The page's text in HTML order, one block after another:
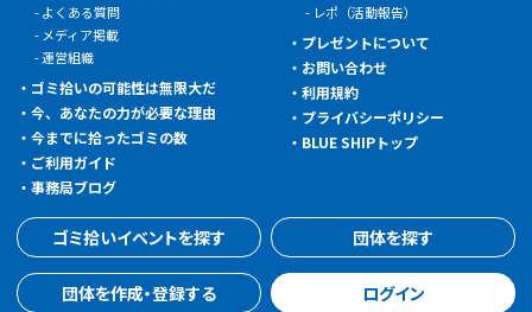
よくある質問
メディア掲載
運営組織
ゴミ拾いの可能性は無限大だ
今、あなたの力が必要な理由
今までに拾ったゴミの数
ご利用ガイド
事務局ブログ
レポ（活動報告）
プレゼントについて
お問い合わせ
利用規約
プライバシーポリシー
BLUE SHIPトップ
ゴミ拾いイベントを探す 団体を探す
団体を作成・登録する ログイン